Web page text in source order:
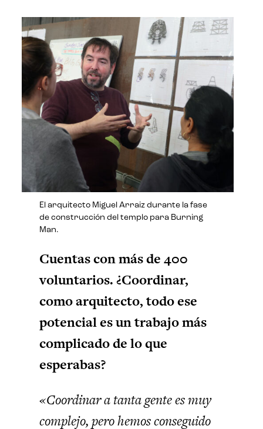
El arquitecto Miguel Arraiz durante la fase
de construcción del templo para Burning
Man.
Cuentas con más de 400
voluntarios. ¿Coordinar,
como arquitecto, todo ese
potencial es un trabajo más
complicado de lo que
esperabas?
«Coordinar a tanta gente es muy
complejo, pero hemos conseguido